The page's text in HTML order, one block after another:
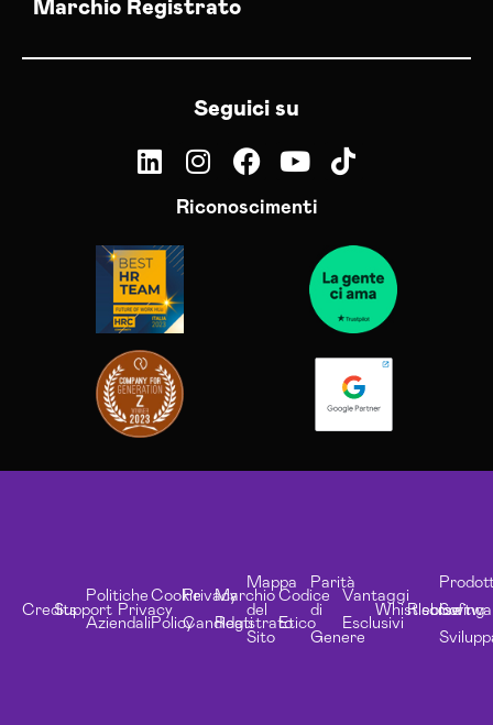
Marchio Registrato
Seguici su
Riconoscimenti
CreditsSupport
Politiche
Aziendali
Privacy
Cookie
Policy
Privacy
Candidati
Marchio
Registrato
Mappa
del
Sito
Codice
Etico
Parità
di
Genere
Vantaggi
Esclusivi
Whistleblowing
Risorse